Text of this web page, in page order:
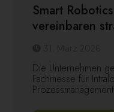
Smart
vereinbaren
Die Unternehmen
Fachmesse für